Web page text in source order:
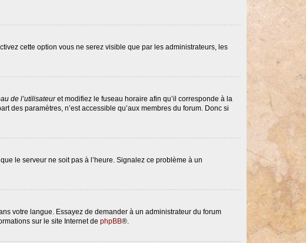
cette option vous ne serez visible que par les administrateurs, les
de l’utilisateuret modifiez le fuseau horaire afin qu’il corresponde à la
des paramètres, n’est accessible qu’aux membres du forum. Donc si
le serveur ne soit pas à l’heure. Signalez ce problème à un
votre langue. Essayez de demander à un administrateur du forum
sur le site Internet de phpBB®.